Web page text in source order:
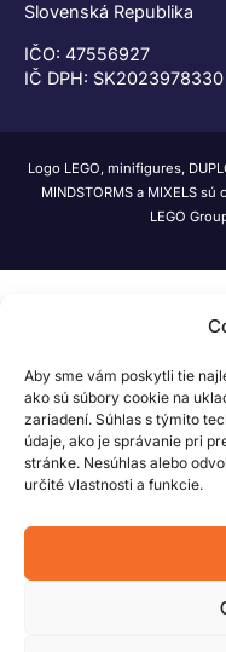
Aby sme vám poskytli tie
ako sú súbory cookie na
zariadení. Súhlas s týmito
údaje, ako je správanie pri
stránke. Nesúhlas alebo
určité vlastnosti a funkcie.
Slovenská Republika
IČO: 47556927
IČ DPH: SK2023978330
Logo LEGO, minifigures,
MINDSTORMS a MIXELS
LEGO